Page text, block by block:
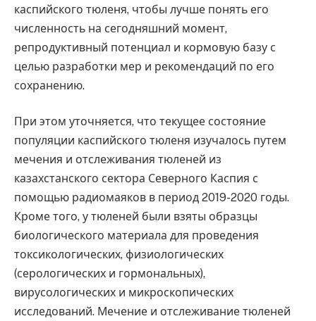
каспийского тюленя, чтобы лучше понять его
численность на сегодняшний момент,
репродуктивный потенциал и кормовую базу с
целью разработки мер и рекомендаций по его
сохранению.
При этом уточняется, что текущее состояние
популяции каспийского тюленя изучалось путем
мечения и отслеживания тюленей из
казахстанского сектора Северного Каспия с
помощью радиомаяков в период 2019-2020 годы.
Кроме того, у тюленей были взяты образцы
биологического материала для проведения
токсикологических, физиологических
(серологических и гормональных),
вирусологических и микроскопических
исследований. Мечение и отслеживание тюленей